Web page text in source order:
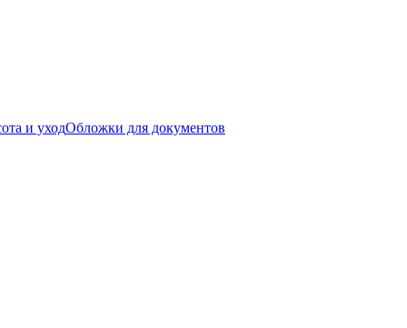
и уходОбложки для документов